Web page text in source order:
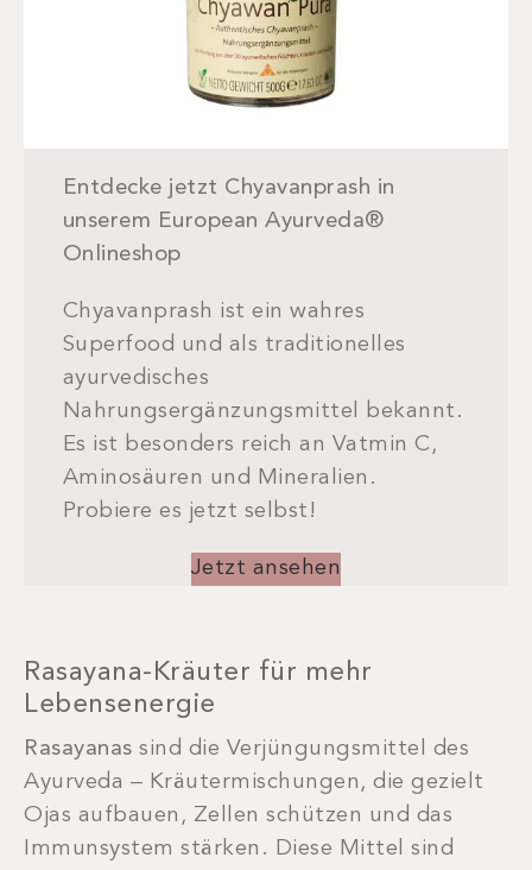
Entdecke jetzt Chyavanprash in
unserem European Ayurveda®
Onlineshop
Chyavanprash ist ein wahres
Superfood und als traditionelles
ayurvedisches
Nahrungsergänzungsmittel bekannt.
Es ist besonders reich an Vatmin C,
Aminosäuren und Mineralien.
Probiere es jetzt selbst!
Jetzt ansehen
Rasayana-Kräuter für mehr
Lebensenergie
Rasayanas sind die Verjüngungsmittel des
Ayurveda – Kräutermischungen, die gezielt
Ojas aufbauen, Zellen schützen und das
Immunsystem stärken. Diese Mittel sind